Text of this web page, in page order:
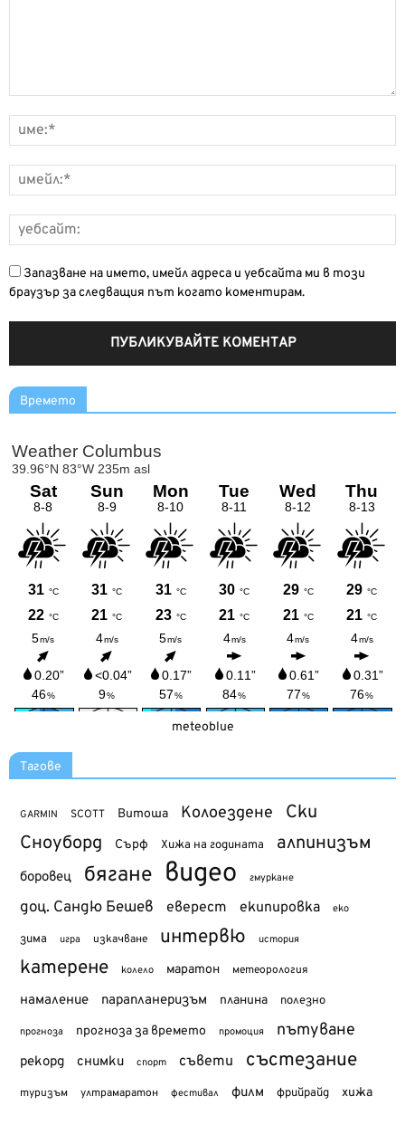
Запазване на името, имейл адреса и уебсайта ми в този
браузър за следващия път когато коментирам.
Времето
meteoblue
Тагове
GARMIN SCOTT Витоша Колоездене Ски
Сноуборд Сърф Хижа на годината алпинизъм
боровец бягане видео гмуркане
доц. Сандю Бешев еверест екипировка еко
зима игра изкачване интервю история
катерене колело маратон метеорология
намаление парапланеризъм планина полезно
прогноза прогноза за времето промоция пътуване
рекорд снимки спорт съвети състезание
туризъм ултрамаратон фестивал филм фрийрайд хижа